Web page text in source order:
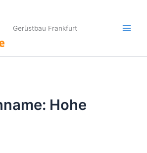
Gerüstbau Frankfurt
Hohe